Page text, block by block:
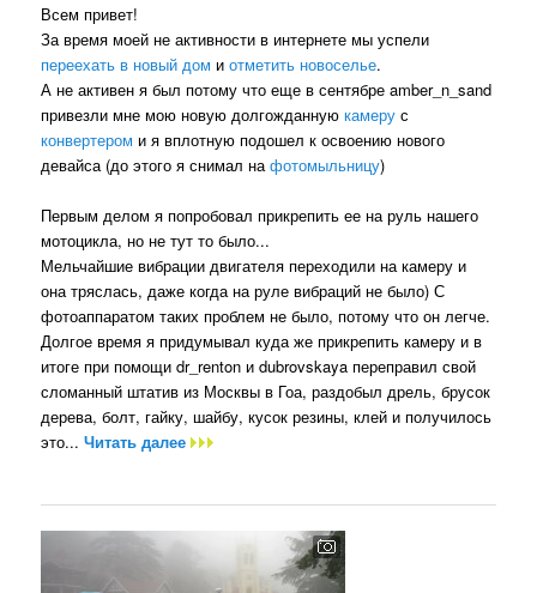
Всем привет!
За время моей не активности в интернете мы успели
переехать в новый дом иотметить новоселье.
А не активен я был потому что еще в сентябре amber_n_sand
привезли мне мою новую долгожданнуюкамеру с
конвертером и я вплотную подошел к освоению нового
девайса (до этого я снимал нафотомыльницу)
Первым делом я попробовал прикрепить ее на руль нашего
мотоцикла, но не тут то было...
Мельчайшие вибрации двигателя переходили на камеру и
она тряслась, даже когда на руле вибраций не было) С
фотоаппаратом таких проблем не было, потому что он легче.
Долгое время я придумывал куда же прикрепить камеру и в
итоге при помощи dr_renton и dubrovskaya переправил свой
сломанный штатив из Москвы в Гоа, раздобыл дрель, брусок
дерева, болт, гайку, шайбу, кусок резины, клей и получилось
это...Читать далее